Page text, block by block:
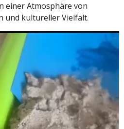
einer Atmosphäre von
und kultureller Vielfalt.